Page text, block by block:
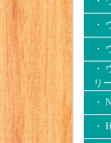
・
・
・
リー
・
・